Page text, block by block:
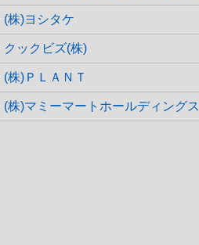
(株)ヨシタケ
クックビズ(株)
(株)ＰＬＡＮＴ
(株)マミーマートホールディングス